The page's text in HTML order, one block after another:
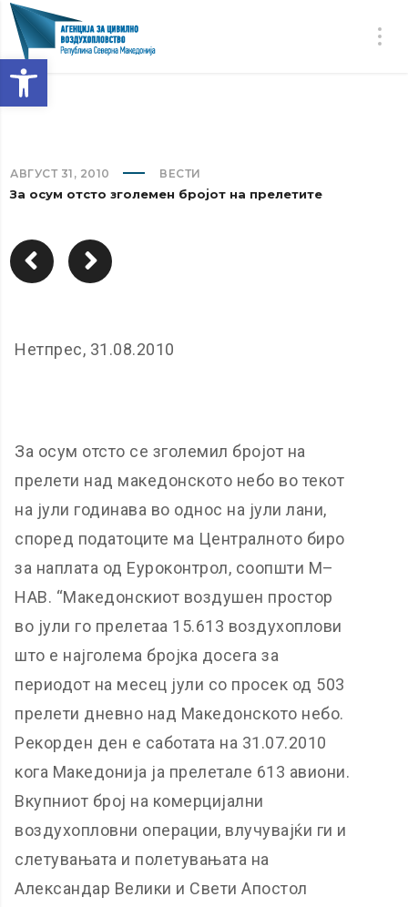
Open toolbar
АВГУСТ 31, 2010 ВЕСТИ
За осум отсто зголемен бројот на прелетите
Нетпрес, 31.08.2010
За осум отсто се зголемил бројот на
прелети над македонското небо во текот
на јули годинава во однос на јули лани,
според податоците ма Централното биро
за наплата од Еуроконтрол, соопшти М–
НАВ. “Македонскиот воздушен простор
во јули го прелетаа 15.613 воздухоплови
што е најголема бројка досега за
периодот на месец јули со просек од 503
прелети дневно над Македонското небо.
Рекорден ден е саботата на 31.07.2010
кога Македонија ја прелетале 613 авиони.
Вкупниот број на комерцијални
воздухопловни операции, влучувајќи ги и
слетувањата и полетувањата на
Александар Велики и Свети Апостол